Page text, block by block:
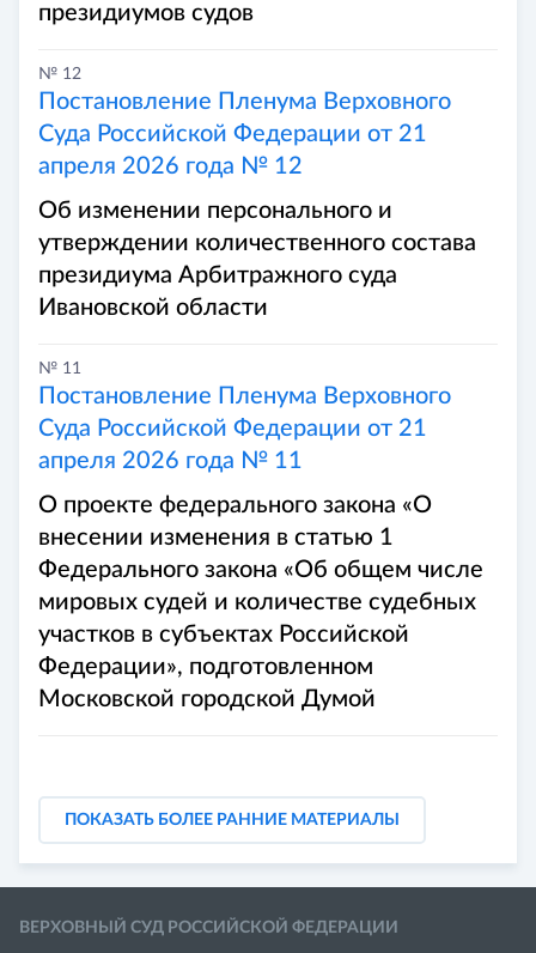
президиумов судов
№ 12
Постановление Пленума Верховного
Суда Российской Федерации от 21
апреля 2026 года № 12
Об изменении персонального и
утверждении количественного состава
президиума Арбитражного суда
Ивановской области
№ 11
Постановление Пленума Верховного
Суда Российской Федерации от 21
апреля 2026 года № 11
О проекте федерального закона «О
внесении изменения в статью 1
Федерального закона «Об общем числе
мировых судей и количестве судебных
участков в субъектах Российской
Федерации», подготовленном
Московской городской Думой
ПОКАЗАТЬ БОЛЕЕ РАННИЕ МАТЕРИАЛЫ
ВЕРХОВНЫЙ СУД РОССИЙСКОЙ ФЕДЕРАЦИИ